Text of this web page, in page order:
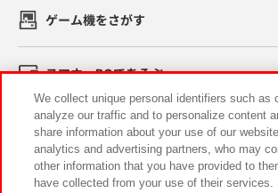
ゲーム機をさがす
スマホ・PCであそぶ
イベント・キャンペーン
We collect unique personal identifiers such as
analyze our traffic and to personalize content
share information about your use of our
analytics and advertising partners, who may
other information that you have provided to
have collected from your use of their